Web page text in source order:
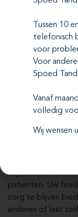
Doet het
pijn?
Hoe lang
Reviews
Wij hechten veel
patiënten. Uw
zorg te blijven
anderen of laat
Tussen 10
telefonisch
voor
Voor
Spoed
Vanaf
volledig
Wij wensen